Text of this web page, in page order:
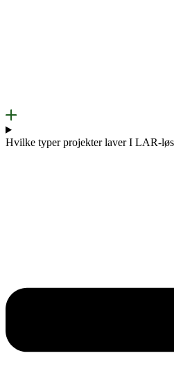
Hvilke typer projekter laver I LAR-